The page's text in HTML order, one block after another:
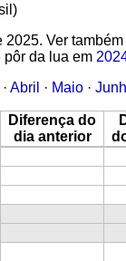
2025. Ver também
pôr da lua em
· Abril · Maio ·
Diferença do
dia anterior